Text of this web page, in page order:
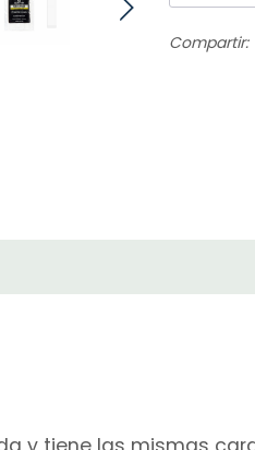
Compartir: